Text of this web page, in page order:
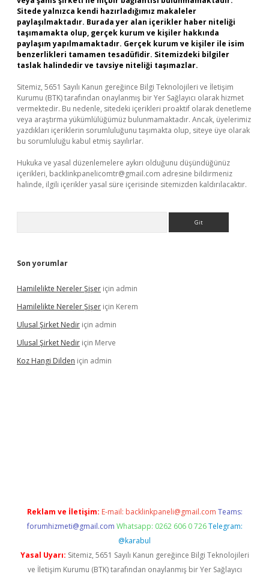
Sitede yalnızca kendi hazırladığımız makaleler
paylaşılmaktadır. Burada yer alan içerikler haber niteliği
taşımamakta olup, gerçek kurum ve kişiler hakkında
paylaşım yapılmamaktadır. Gerçek kurum ve kişiler ile isim
benzerlikleri tamamen tesadüfidir. Sitemizdeki bilgiler
taslak halindedir ve tavsiye niteliği taşımazlar.
Sitemiz, 5651 Sayılı Kanun gereğince Bilgi Teknolojileri ve İletişim
Kurumu (BTK) tarafından onaylanmış bir Yer Sağlayıcı olarak hizmet
vermektedir. Bu nedenle, sitedeki içerikleri proaktif olarak denetleme
veya araştırma yükümlülüğümüz bulunmamaktadır. Ancak, üyelerimiz
yazdıkları içeriklerin sorumluluğunu taşımakta olup, siteye üye olarak
bu sorumluluğu kabul etmiş sayılırlar.
Hukuka ve yasal düzenlemelere aykırı olduğunu düşündüğünüz
içerikleri, backlinkpanelicomtr@gmail.com adresine bildirmeniz
halinde, ilgili içerikler yasal süre içerisinde sitemizden kaldırılacaktır.
Son yorumlar
Hamilelikte Nereler Şişer için admin
Hamilelikte Nereler Şişer için Kerem
Ulusal Şirket Nedir için admin
Ulusal Şirket Nedir için Merve
Koz Hangi Dilden için admin
Reklam ve İletişim: E-mail: backlinkpaneli@gmail.com Teams:
forumhizmeti@gmail.com Whatsapp: 0262 606 0 726 Telegram:
@karabul
Yasal Uyarı: Sitemiz, 5651 Sayılı Kanun gereğince Bilgi Teknolojileri
ve İletişim Kurumu (BTK) tarafından onaylanmış bir Yer Sağlayıcı